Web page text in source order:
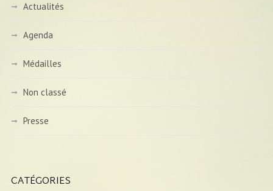
Actualités
Agenda
Médailles
Non classé
Presse
CATÉGORIES